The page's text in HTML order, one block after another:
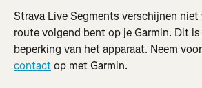
Strava Live Segments verschijnen niet
route volgend bent op je Garmin. Dit
beperking van het apparaat. Neem
contact op met Garmin.